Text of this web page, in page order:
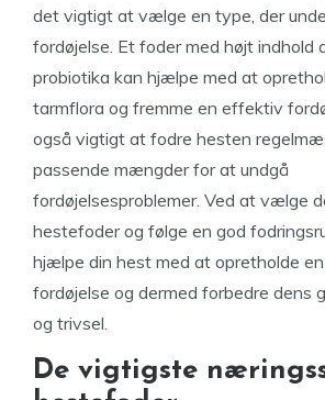
det vigtigt at vælge en type, der
fordøjelse. Et foder med højt indhold
probiotika kan hjælpe med at
tarmflora og fremme en effektiv
også vigtigt at fodre hesten
passende mængder for at undgå
fordøjelsesproblemer. Ved at vælge
hestefoder og følge en god
hjælpe din hest med at opretholde
fordøjelse og dermed forbedre dens
og trivsel.
De vigtigste